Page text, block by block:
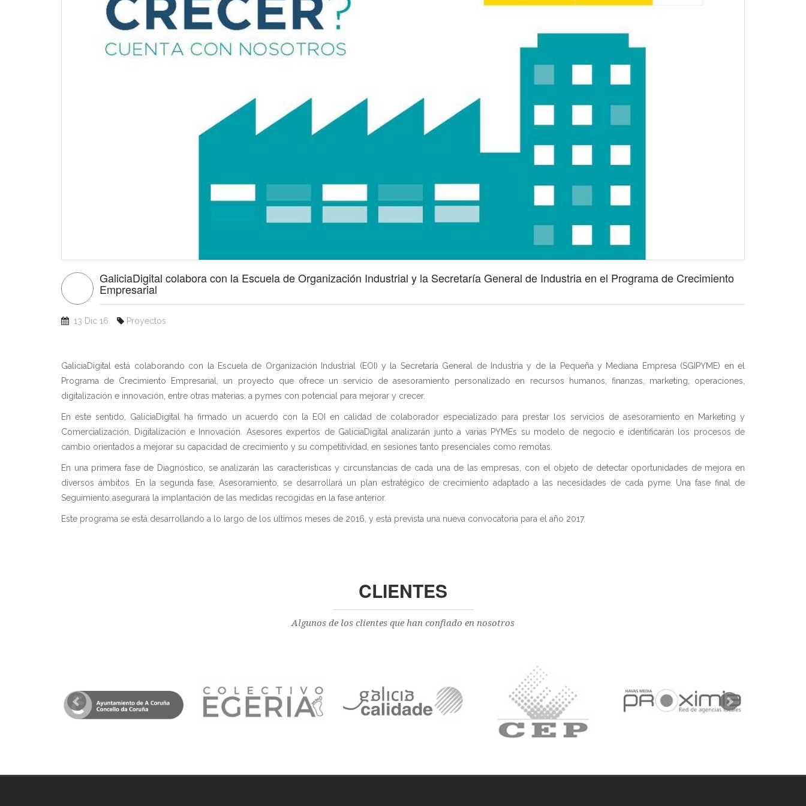
GaliciaDigital colabora con la Escuela de Organización Industrial y la Secretaría General de Industria en el Programa de Crecimiento
Empresarial
13 Dic 16 Proyectos
GaliciaDigital está colaborando con la Escuela de Organización Industrial (EOI) y la Secretaría General de Industria y de la Pequeña y Mediana Empresa (SGIPYME) en el
Programa de Crecimiento Empresarial, un proyecto que ofrece un servicio de asesoramiento personalizado en recursos humanos, finanzas, marketing, operaciones,
digitalización e innovación, entre otras materias, a pymes con potencial para mejorar y crecer.
En este sentido, GaliciaDigital ha firmado un acuerdo con la EOI en calidad de colaborador especializado para prestar los servicios de asesoramiento en Marketing y
Comercialización, Digitalización e Innovación. Asesores expertos de GaliciaDigital analizarán junto a varias PYMEs su modelo de negocio e identificarán los procesos de
cambio orientados a mejorar su capacidad de crecimiento y su competitividad, en sesiones tanto presenciales como remotas.
En una primera fase de Diagnóstico, se analizarán las características y circunstancias de cada una de las empresas, con el objeto de detectar oportunidades de mejora en
diversos ámbitos. En la segunda fase, Asesoramiento, se desarrollará un plan estratégico de crecimiento adaptado a las necesidades de cada pyme. Una fase final de
Seguimiento asegurará la implantación de las medidas recogidas en la fase anterior.
Este programa se está desarrollando a lo largo de los últimos meses de 2016, y está prevista una nueva convocatoria para el año 2017.
CLIENTES
Algunos de los clientes que han confiado en nosotros